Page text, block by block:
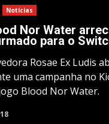
Notícias
Nor Water
para o
Rosae Ex Ludis
uma campanha no
Blood Nor Water.